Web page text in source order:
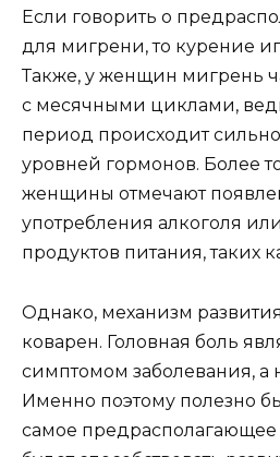
Если говорить о
для мигрени, то курение
Также, у женщин мигрень
с месячными циклами,
период происходит
уровней гормонов. Более
женщины отмечают
употребления алкоголя
продуктов питания, таких
Однако, механизм
коварен. Головная боль
симптомом заболевания, а
Именно поэтому полезно
самое предрасполагающее